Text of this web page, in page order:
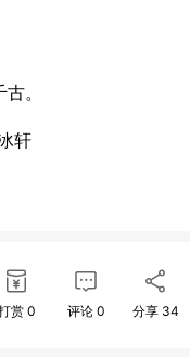
。
轩
赏 0 评论 0 分享 34